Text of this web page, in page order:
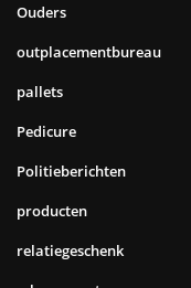
Ouders
outplacementbureau
pallets
Pedicure
Politieberichten
producten
relatiegeschenk